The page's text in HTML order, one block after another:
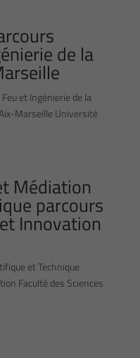
de la
et Ingénierie de la
Marseille Université
Médiation
parcours
Innovation
et Technique
Faculté des Sciences